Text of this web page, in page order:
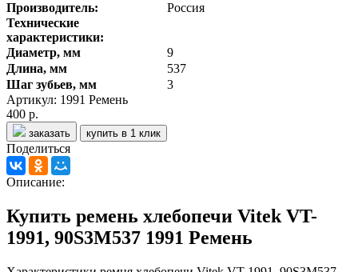
Производитель:
Россия
Технические
характеристики:
Диаметр, мм
9
Длина, мм
537
Шаг зубьев, мм
3
Артикул: 1991 Ремень
400 р.
заказать купить в 1 клик
Поделиться
Описание:
Купить ремень хлебопечи Vitek VT-
1991, 90S3M537 1991 Ремень